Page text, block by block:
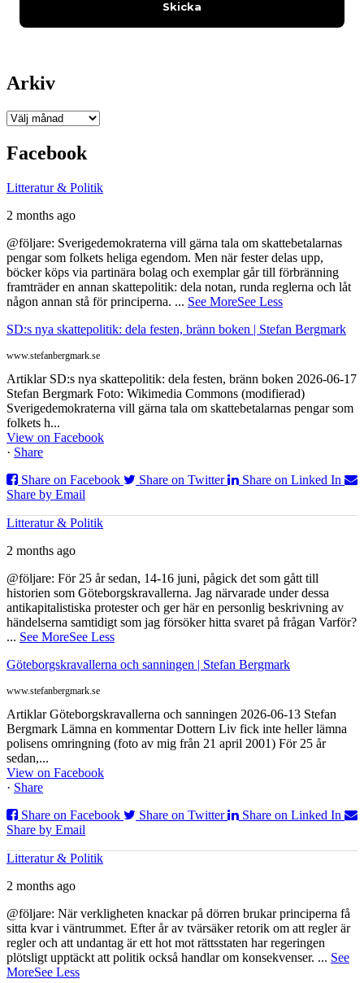
Arkiv
Arkiv
Facebook
Litteratur & Politik
2 months ago
@följare: Sverigedemokraterna vill gärna tala om skattebetalarnas
pengar som folkets heliga egendom. Men när fester delas upp,
böcker köps via partinära bolag och exemplar går till förbränning
framträder en annan skattepolitik: dela notan, runda reglerna och låt
någon annan stå för principerna. ... See MoreSee Less
SD:s nya skattepolitik: dela festen, bränn boken | Stefan Bergmark
www.stefanbergmark.se
Artiklar SD:s nya skattepolitik: dela festen, bränn boken 2026-06-17
Stefan Bergmark Foto: Wikimedia Commons (modifierad)
Sverigedemokraterna vill gärna tala om skattebetalarnas pengar som
folkets h...
View on Facebook
· Share
Share on Facebook
Share on Twitter
Share on Linked In
Share by Email
Litteratur & Politik
2 months ago
@följare: För 25 år sedan, 14-16 juni, pågick det som gått till
historien som Göteborgskravallerna. Jag närvarade under dessa
antikapitalistiska protester och ger här en personlig beskrivning av
händelserna samtidigt som jag försöker hitta svaret på frågan Varför?
... See MoreSee Less
Göteborgskravallerna och sanningen | Stefan Bergmark
www.stefanbergmark.se
Artiklar Göteborgskravallerna och sanningen 2026-06-13 Stefan
Bergmark Lämna en kommentar Dottern Liv fick inte heller lämna
polisens omringning (foto av mig från 21 april 2001) För 25 år
sedan,...
View on Facebook
· Share
Share on Facebook
Share on Twitter
Share on Linked In
Share by Email
Litteratur & Politik
2 months ago
@följare: När verkligheten knackar på dörren brukar principerna få
sitta kvar i väntrummet. Efter år av tvärsäker retorik om att regler är
regler och att undantag är ett hot mot rättsstaten har regeringen
plötsligt upptäckt att politik också handlar om konsekvenser. ... See
MoreSee Less